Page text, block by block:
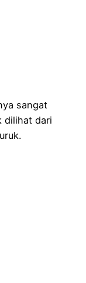
sangat
dilihat dari